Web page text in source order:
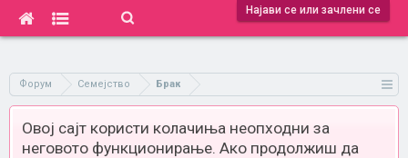
Најави се или зачлени се
Форум Семејство Брак
Овој сајт користи колачиња неопходни за
неговото функционирање. Ако продолжиш да